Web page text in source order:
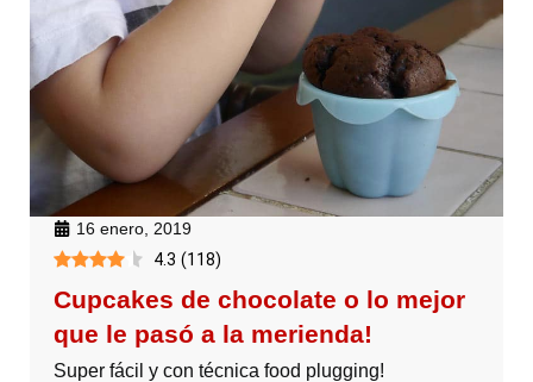
16 enero, 2019
4.3 (118)
Cupcakes de chocolate o lo mejor
que le pasó a la merienda!
Super fácil y con técnica food plugging!